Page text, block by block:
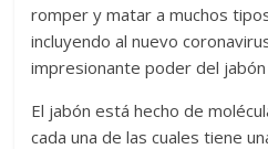
romper y matar a muchos
incluyendo al nuevo
impresionante poder del
El jabón está hecho de
cada una de las cuales tiene